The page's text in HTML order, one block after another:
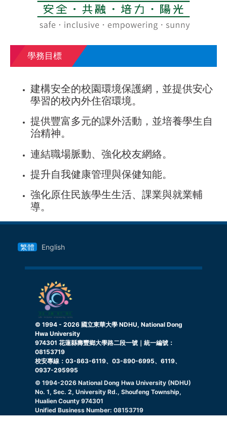
學務目標
建構安全的校園環境保護網，並提供安心
學習的校內外住宿環境。
提供豐富多元的課外活動，並培養學生自
治精神。
連結職場脈動、強化校友網絡。
提升自我健康管理與保健知能。
強化原住民族學生生活、課業與就業輔
導。
繁體 English
© 1994 - 2026 國立東華大學 NDHU, National Dong
Hwa University
974301 花蓮縣壽豐鄉大學路二段一號｜統一編號：
08153719
校安專線：03-863-6119、03-890-6995、6119、
0937-295995
© 1994-2026 National Dong Hwa University (NDHU)
No. 1, Sec. 2, University Rd., Shoufeng Township,
Hualien County 974301
Unified Business Number: 08153719